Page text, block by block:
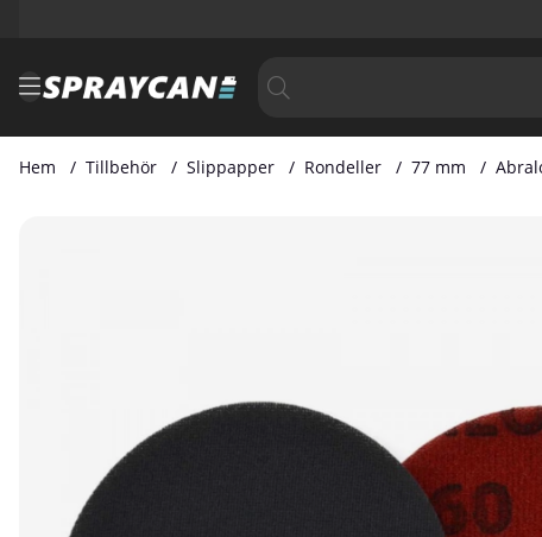
Hem Tillbehör Slippapper Rondeller 77 mm